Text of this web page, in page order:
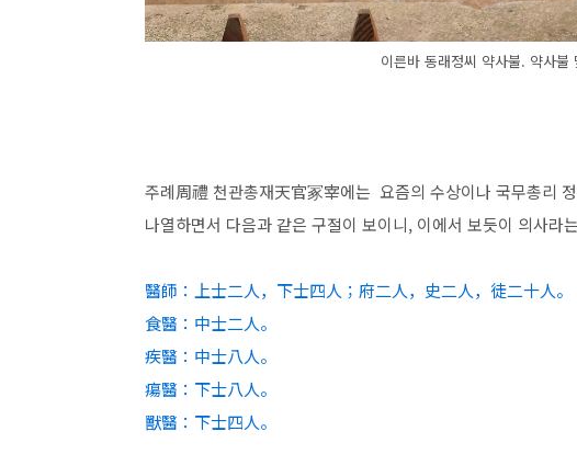
이른바 동래정씨 약사불. 약사불
주례周禮 천관총재天官冢宰에는 요즘의 수상이나 국무총리
나열하면서 다음과 같은 구절이 보이니, 이에서 보듯이 의사라
醫師：上士二人，下士四人；府二人，史二人，徒二十人。
食醫：中士二人。
疾醫：中士八人。
瘍醫：下士八人。
獸醫：下士四人。